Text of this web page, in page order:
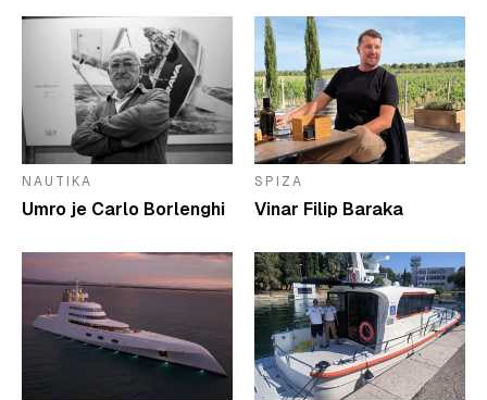
NAUTIKA
Umro je Carlo Borlenghi
SPIZA
Vinar Filip Baraka